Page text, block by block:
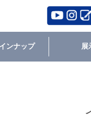
ンナップ 展